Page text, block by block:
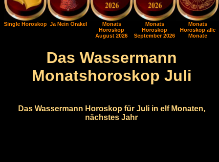
Single Horoskop Ja Nein Orakel
Monats
Horoskop
August 2026
Monats
Horoskop
September 2026
Monats
Horoskop alle
Monate
Das Wassermann
Monatshoroskop Juli
Das Wassermann Horoskop für Juli in elf Monaten,
nächstes Jahr